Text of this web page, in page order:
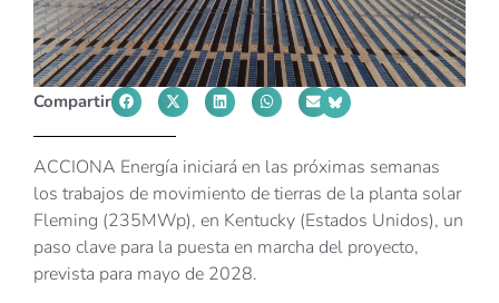
Compartir
ACCIONA Energía iniciará en las próximas semanas
los trabajos de movimiento de tierras de la planta solar
Fleming (235MWp), en Kentucky (Estados Unidos), un
paso clave para la puesta en marcha del proyecto,
prevista para mayo de 2028.